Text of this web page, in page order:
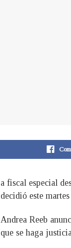
a fiscal especial
decidió este
Andrea Reeb
que se haga